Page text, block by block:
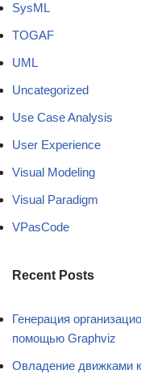
SysML
TOGAF
UML
Uncategorized
Use Case Analysis
User Experience
Visual Modeling
Visual Paradigm
VPasCode
Recent Posts
Генерация
помощью Graphviz
Овладение движками